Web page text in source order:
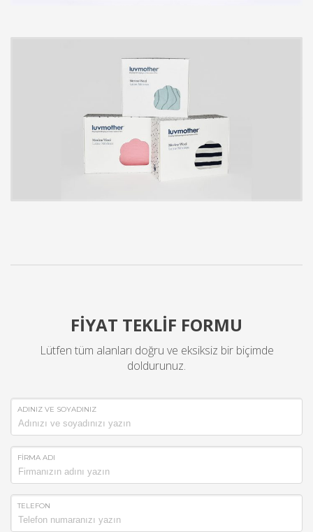
FİYAT TEKLİF FORMU
Lütfen tüm alanları doğru ve eksiksiz bir biçimde
doldurunuz.
ADINIZ VE SOYADINIZ
FİRMA ADI
TELEFON